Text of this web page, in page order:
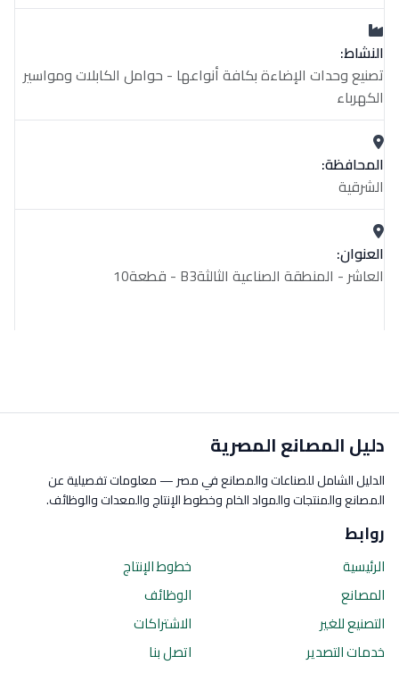
النشاط:
تصنيع وحدات الإضاءة بكافة أنواعها - حوامل الكابلات ومواسير
الكهرباء
المحافظة:
الشرقية
العنوان:
العاشر - المنطقة الصناعية الثالثةB3 - قطعة10
دليل المصانع المصرية
الدليل الشامل للصناعات والمصانع في مصر — معلومات تفصيلية عن
المصانع والمنتجات والمواد الخام وخطوط الإنتاج والمعدات والوظائف.
روابط
الرئيسية
المصانع
التصنيع للغير
خدمات التصدير
خطوط الإنتاج
الوظائف
الاشتراكات
اتصل بنا